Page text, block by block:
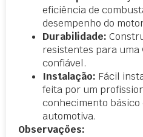
eficiência de
desempenho do
Durabilidade:
resistentes para uma
confiável.
Instalação: Fácil
feita por um
conhecimento básico
automotiva.
Observações: